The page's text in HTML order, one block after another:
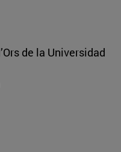
de la Universidad